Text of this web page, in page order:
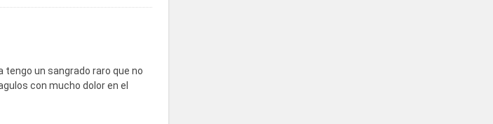
tengo un sangrado raro que no
con mucho dolor en el